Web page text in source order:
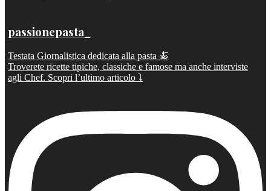
passionepasta_
Testata Giornalistica dedicata alla pasta 🍝
Troverete ricette tipiche, classiche e famose ma anche interviste
agli Chef. Scopri l’ultimo articolo ⤵️